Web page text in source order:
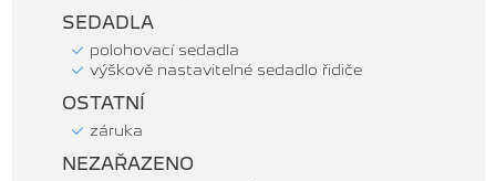
SEDADLA
polohovací sedadla
výškově nastavitelné sedadlo řidiče
OSTATNÍ
záruka
NEZAŘAZENO